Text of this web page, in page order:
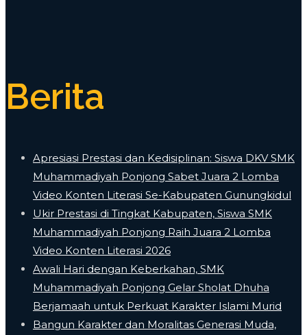
Berita
Apresiasi Prestasi dan Kedisiplinan: Siswa DKV SMK
Muhammadiyah Ponjong Sabet Juara 2 Lomba
Video Konten Literasi Se-Kabupaten Gunungkidul
Ukir Prestasi di Tingkat Kabupaten, Siswa SMK
Muhammadiyah Ponjong Raih Juara 2 Lomba
Video Konten Literasi 2026
Awali Hari dengan Keberkahan, SMK
Muhammadiyah Ponjong Gelar Sholat Dhuha
Berjamaah untuk Perkuat Karakter Islami Murid
Bangun Karakter dan Moralitas Generasi Muda,